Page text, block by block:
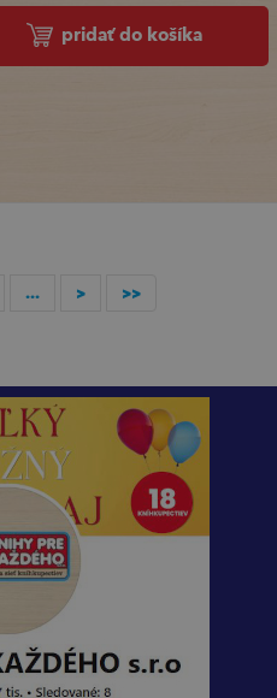
pridať do košíka
... > >>